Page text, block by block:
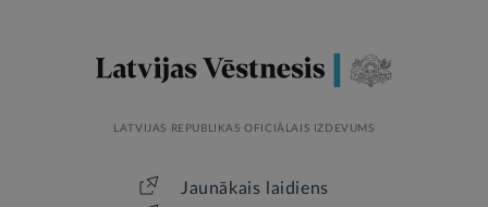
LATVIJAS REPUBLIKAS OFICIĀLAIS IZDEVUMS
Jaunākais laidiens